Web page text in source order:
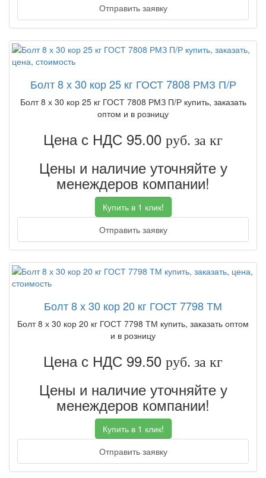
Отправить заявку
Болт 8 х 30 кор 25 кг ГОСТ 7808 РМЗ П/Р
Болт 8 х 30 кор 25 кг ГОСТ 7808 РМЗ П/Р купить, заказать
оптом и в розницу
Цена с НДС 95.00 руб. за кг
Цены и наличие уточняйте у
менеждеров компании!
Купить в 1 клик!
Отправить заявку
Болт 8 х 30 кор 20 кг ГОСТ 7798 ТМ
Болт 8 х 30 кор 20 кг ГОСТ 7798 ТМ купить, заказать оптом
и в розницу
Цена с НДС 99.50 руб. за кг
Цены и наличие уточняйте у
менеждеров компании!
Купить в 1 клик!
Отправить заявку